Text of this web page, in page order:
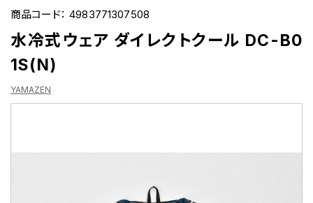
商品コード：4983771307508
水冷式ウェア ダイレクトクール DC-B0
1S(N)
YAMAZEN